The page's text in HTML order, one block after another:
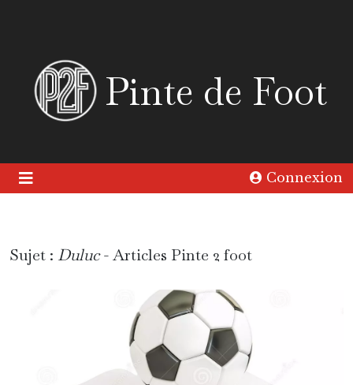
Pinte de Foot
Connexion
Sujet : Duluc- Articles Pinte 2 foot